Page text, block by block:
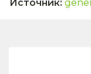
Источник: